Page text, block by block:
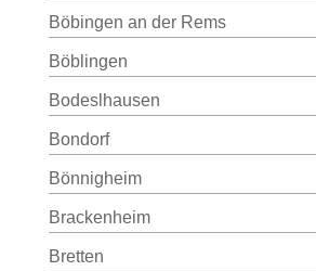
Böbingen an der Rems
Böblingen
Bodeslhausen
Bondorf
Bönnigheim
Brackenheim
Bretten